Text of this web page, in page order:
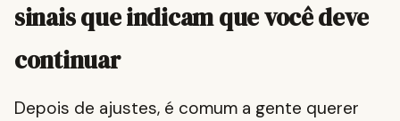
sinais que indicam que você deve
continuar
Depois de ajustes, é comum a gente querer